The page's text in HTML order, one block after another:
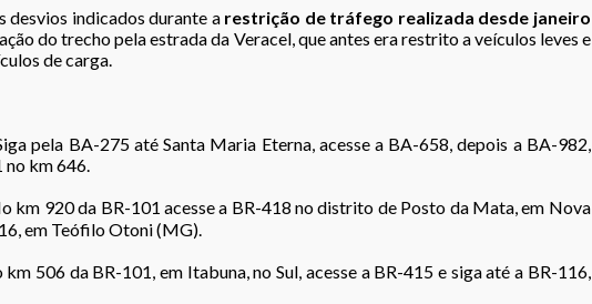
indicados durante a restrição de tráfego realizada desde janeiro
do trecho pela estrada da Veracel, que antes era restrito a veículos leves e
de carga.
pela BA-275 até Santa Maria Eterna, acesse a BA-658, depois a BA-982,
no km 646.
km 920 da BR-101 acesse a BR-418 no distrito de Posto da Mata, em Nova
em Teófilo Otoni (MG).
km 506 da BR-101, em Itabuna, no Sul, acesse a BR-415 e siga até a BR-116,